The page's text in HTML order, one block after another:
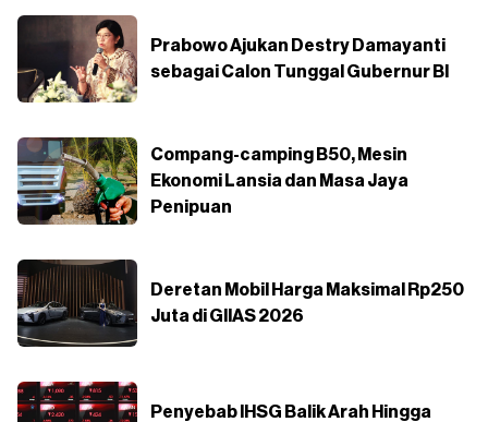
Prabowo Ajukan Destry Damayanti
sebagai Calon Tunggal Gubernur BI
Compang-camping B50, Mesin
Ekonomi Lansia dan Masa Jaya
Penipuan
Deretan Mobil Harga Maksimal Rp250
Juta di GIIAS 2026
Penyebab IHSG Balik Arah Hingga